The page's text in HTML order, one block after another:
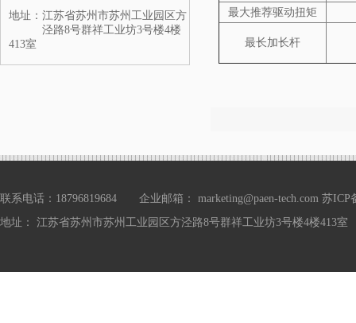
地址： 江苏省苏州市苏州工业园区方
泾路8号群祥工业坊3号楼4楼
413室
最大推荐驱动扭矩
最长加长杆
联系电话：18796819684 企业邮箱： marketing@paen-tech.com 苏ICP
地址： 江苏省苏州市苏州工业园区方泾路8号群祥工业坊3号楼4楼413室